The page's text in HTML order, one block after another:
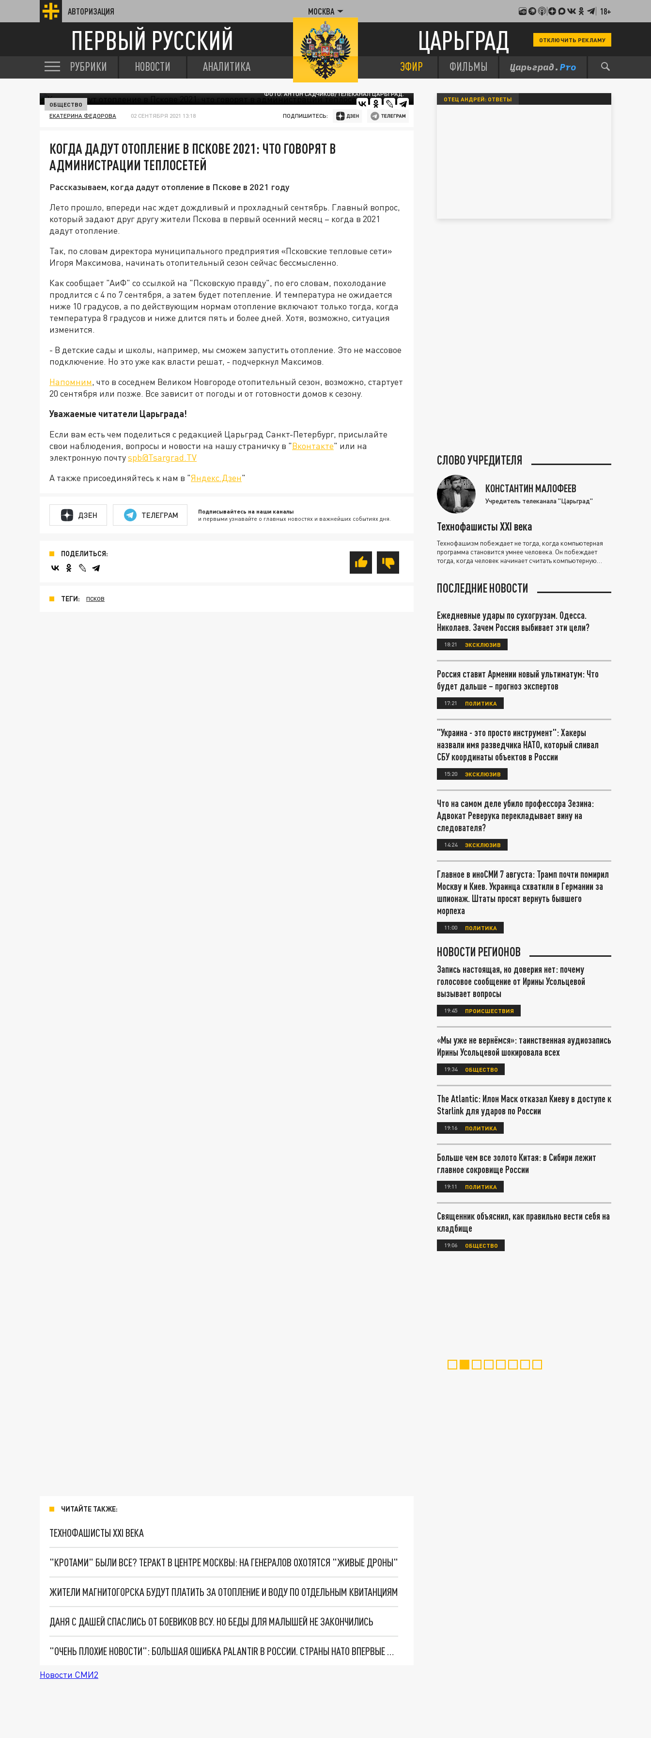
АВТОРИЗАЦИЯ МОСКВА 18+
ПЕРВЫЙ РУССКИЙ ЦАРЬГРАД ОТКЛЮЧИТЬ РЕКЛАМУ
РУБРИКИ НОВОСТИ АНАЛИТИКА ЭФИР ФИЛЬМЫ
ФОТО: АНТОН САДЧИКОВ/ТЕЛЕКАНАЛ ЦАРЬГРАД.
ОБЩЕСТВО
ЕКАТЕРИНА ФЕДОРОВА 02 СЕНТЯБРЯ 2021 13:18 ПОДПИШИТЕСЬ:
КОГДА ДАДУТ ОТОПЛЕНИЕ В ПСКОВЕ 2021: ЧТО ГОВОРЯТ В
АДМИНИСТРАЦИИ ТЕПЛОСЕТЕЙ
Рассказываем, когда дадут отопление в Пскове в 2021 году
Лето прошло, впереди нас ждет дождливый и прохладный сентябрь. Главный вопрос,
который задают друг другу жители Пскова в первый осенний месяц – когда в 2021
дадут отопление.
Так, по словам директора муниципального предприятия «Псковские тепловые сети»
Игоря Максимова, начинать отопительный сезон сейчас бессмысленно.
Как сообщает "АиФ" со ссылкой на "Псковскую правду", по его словам, похолодание
продлится с 4 по 7 сентября, а затем будет потепление. И температура не ожидается
ниже 10 градусов, а по действующим нормам отопление включают только тогда, когда
температура 8 градусов и ниже длится пять и более дней. Хотя, возможно, ситуация
изменится.
- В детские сады и школы, например, мы сможем запустить отопление. Это не массовое
подключение. Но это уже как власти решат, - подчеркнул Максимов.
Напомним, что в соседнем Великом Новгороде отопительный сезон, возможно, стартует
20 сентября или позже. Все зависит от погоды и от готовности домов к сезону.
Уважаемые читатели Царьграда!
Если вам есть чем поделиться с редакцией Царьград Санкт-Петербург, присылайте
свои наблюдения, вопросы и новости на нашу страничку в "Вконтакте" или на
электронную почтуspb@Tsargrad.TV
А также присоединяйтесь к нам в "Яндекс.Дзен"
ДЗЕН ТЕЛЕГРАМ Подписывайтесь на наши каналы
и первыми узнавайте о главных новостях и важнейших событиях дня.
ПОДЕЛИТЬСЯ:
ТЕГИ: ПСКОВ
ЧИТАЙТЕ ТАКЖЕ:
ТЕХНОФАШИСТЫ XXI ВЕКА
"КРОТАМИ" БЫЛИ ВСЕ? ТЕРАКТ В ЦЕНТРЕ МОСКВЫ: НА ГЕНЕРАЛОВ ОХОТЯТСЯ "ЖИВЫЕ ДРОНЫ"
ЖИТЕЛИ МАГНИТОГОРСКА БУДУТ ПЛАТИТЬ ЗА ОТОПЛЕНИЕ И ВОДУ ПО ОТДЕЛЬНЫМ КВИТАНЦИЯМ
ДАНЯ С ДАШЕЙ СПАСЛИСЬ ОТ БОЕВИКОВ ВСУ. НО БЕДЫ ДЛЯ МАЛЫШЕЙ НЕ ЗАКОНЧИЛИСЬ
"ОЧЕНЬ ПЛОХИЕ НОВОСТИ": БОЛЬШАЯ ОШИБКА PALANTIR В РОССИИ. СТРАНЫ НАТО ВПЕРВЫЕ ЗА СВО ОСТАНОВИЛИ ПОСТАВКИ ОРУЖИЯ. ВСУ ТЕРЯЮТ ПРИГРАНИЧЬЕ?
Новости СМИ2
ОТЕЦ АНДРЕЙ: ОТВЕТЫ
СЛОВО УЧРЕДИТЕЛЯ
КОНСТАНТИН МАЛОФЕЕВ
Учредитель телеканала "Царьград"
Технофашисты XXI века
Технофашизм побеждает не тогда, когда компьютерная
программа становится умнее человека. Он побеждает
тогда, когда человек начинает считать компьютерную
ПОСЛЕДНИЕ НОВОСТИ
Ежедневные удары по сухогрузам. Одесса.
Николаев. Зачем Россия выбивает эти цели?
18:21 ЭКСКЛЮЗИВ
Россия ставит Армении новый ультиматум: Что
будет дальше – прогноз экспертов
17:21 ПОЛИТИКА
"Украина - это просто инструмент": Хакеры
назвали имя разведчика НАТО, который сливал
СБУ координаты объектов в России
15:20 ЭКСКЛЮЗИВ
Что на самом деле убило профессора Зезина:
Адвокат Реверука перекладывает вину на
следователя?
14:24 ЭКСКЛЮЗИВ
Главное в иноСМИ 7 августа: Трамп почти помирил
Москву и Киев. Украинца схватили в Германии за
шпионаж. Штаты просят вернуть бывшего
морпеха
11:00 ПОЛИТИКА
НОВОСТИ РЕГИОНОВ
Запись настоящая, но доверия нет: почему
голосовое сообщение от Ирины Усольцевой
вызывает вопросы
19:45 ПРОИСШЕСТВИЯ
«Мы уже не вернёмся»: таинственная аудиозапись
Ирины Усольцевой шокировала всех
19:34 ОБЩЕСТВО
The Atlantic: Илон Маск отказал Киеву в доступе к
Starlink для ударов по России
19:16 ПОЛИТИКА
Больше чем все золото Китая: в Сибири лежит
главное сокровище России
19:11 ПОЛИТИКА
Священник объяснил, как правильно вести себя на
кладбище
19:06 ОБЩЕСТВО